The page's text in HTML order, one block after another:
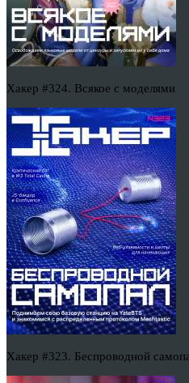
Хакер #324. Всякое с моделями
Хакер #323. Беспроводной